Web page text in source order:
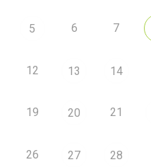
5 6 7
12 13 14
19 20 21
26 27 28